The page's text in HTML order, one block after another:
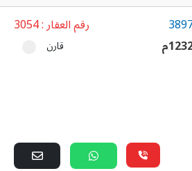
رقم العقار :3054
قارن